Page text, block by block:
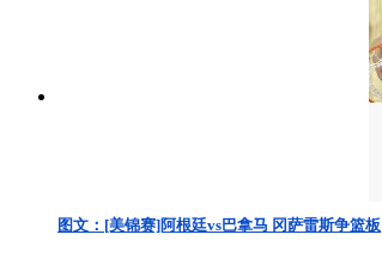
图文：[美锦赛]阿根廷vs巴拿马 冈萨雷斯争篮板